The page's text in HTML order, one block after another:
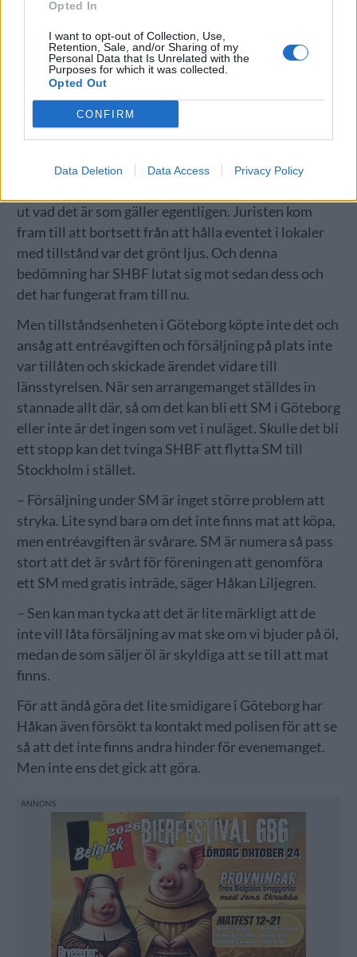
Opted In
I want to opt-out of Collection, Use,
Retention, Sale, and/or Sharing of my
Personal Data that Is Unrelated with the
Purposes for which it was collected.
Opted Out
CONFIRM
Data Deletion Data Access Privacy Policy
ut vad det är som gäller egentligen. Juristen kom
fram till att bortsett från att hålla eventet i lokaler
med tillstånd var det grönt ljus. Och denna
bedömning har SHBF lutat sig mot sedan dess och
det har fungerat fram till nu.
Men tillståndsenheten i Göteborg köpte inte det och
ansåg att entréavgiften och försäljning på plats inte
var tillåten och skickade ärendet vidare till
länsstyrelsen. När sen arrangemanget ställdes in
stannade allt där, så om det kan bli ett SM i Göteborg
eller inte är det ingen som vet i nuläget. Skulle det bli
ett stopp kan det tvinga SHBF att flytta SM till
Stockholm i stället.
– Försäljning under SM är inget större problem att
stryka. Lite synd bara om det inte finns mat att köpa,
men entréavgiften är svårare. SM är numera så pass
stort att det är svårt för föreningen att genomföra
ett SM med gratis inträde, säger Håkan Liljegren.
– Sen kan man tycka att det är lite märkligt att de
inte vill låta försäljning av mat ske om vi bjuder på öl,
medan de som säljer öl är skyldiga att se till att mat
finns.
För att ändå göra det lite smidigare i Göteborg har
Håkan även försökt ta kontakt med polisen för att se
så att det inte finns andra hinder för evenemanget.
Men inte ens det gick att göra.